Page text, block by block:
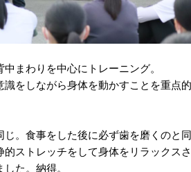
まわりを中心にトレーニング。
識をしながら身体を動かすことを重点
じ。食事をした後に必ず歯を磨くのと
ストレッチをして身体をリラックス
た。納得。